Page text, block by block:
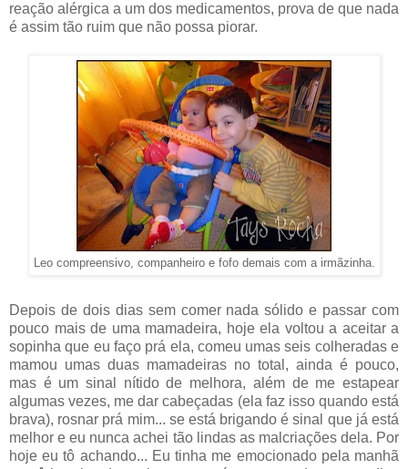
reação alérgica a um dos medicamentos, prova de que nada
é assim tão ruim que não possa piorar.
Leo compreensivo, companheiro e fofo demais com a irmãzinha.
Depois de dois dias sem comer nada sólido e passar com
pouco mais de uma mamadeira, hoje ela voltou a aceitar a
sopinha que eu faço prá ela, comeu umas seis colheradas e
mamou umas duas mamadeiras no total, ainda é pouco,
mas é um sinal nítido de melhora, além de me estapear
algumas vezes, me dar cabeçadas (ela faz isso quando está
brava), rosnar prá mim... se está brigando é sinal que já está
melhor e eu nunca achei tão lindas as malcriações dela. Por
hoje eu tô achando... Eu tinha me emocionado pela manhã